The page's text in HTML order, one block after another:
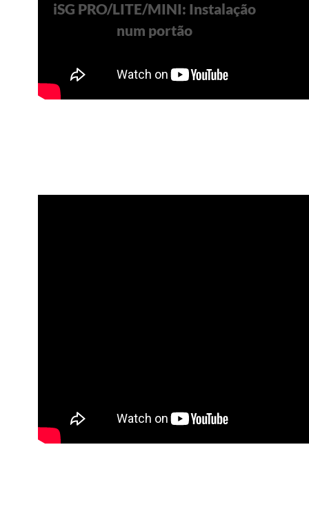
iSG PRO/LITE/MINI: Instalação
num portão